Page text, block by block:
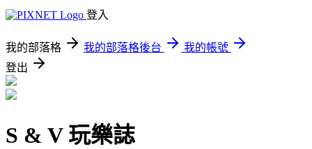
登入
我的部落格 我的部落格後台
我的帳號
登出
S & V 玩樂誌